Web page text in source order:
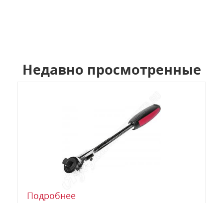
Недавно просмотренные
Подробнее